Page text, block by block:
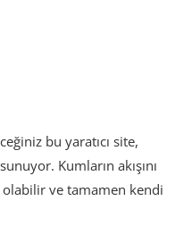
bu yaratıcı site,
Kumların akışını
olabilir ve tamamen kendi